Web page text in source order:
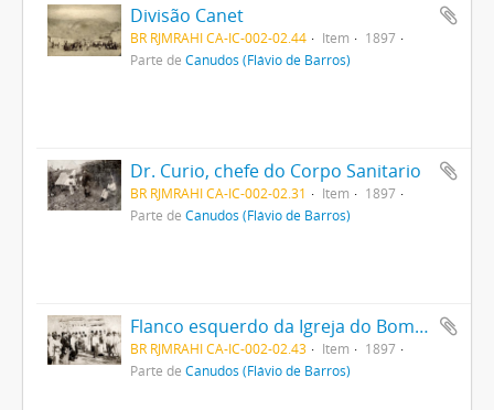
Divisão Canet
BR RJMRAHI CA-IC-002-02.44 Item
1897
Parte de Canudos (Flávio de Barros)
Dr. Curio, chefe do Corpo Sanitario
BR RJMRAHI CA-IC-002-02.31 Item
1897
Parte de Canudos (Flávio de Barros)
Flanco esquerdo da Igreja do Bom Jesus
BR RJMRAHI CA-IC-002-02.43 Item
1897
Parte de Canudos (Flávio de Barros)